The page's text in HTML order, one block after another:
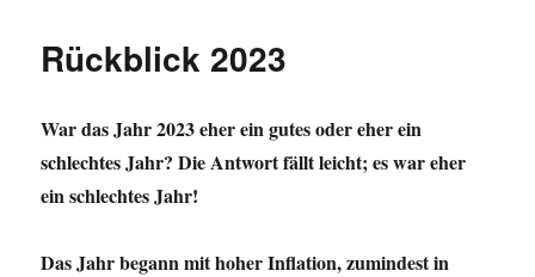
Rückblick 2023
War das Jahr 2023 eher ein gutes oder eher ein
schlechtes Jahr? Die Antwort fällt leicht; es war eher
ein schlechtes Jahr!
Das Jahr begann mit hoher Inflation, zumindest in